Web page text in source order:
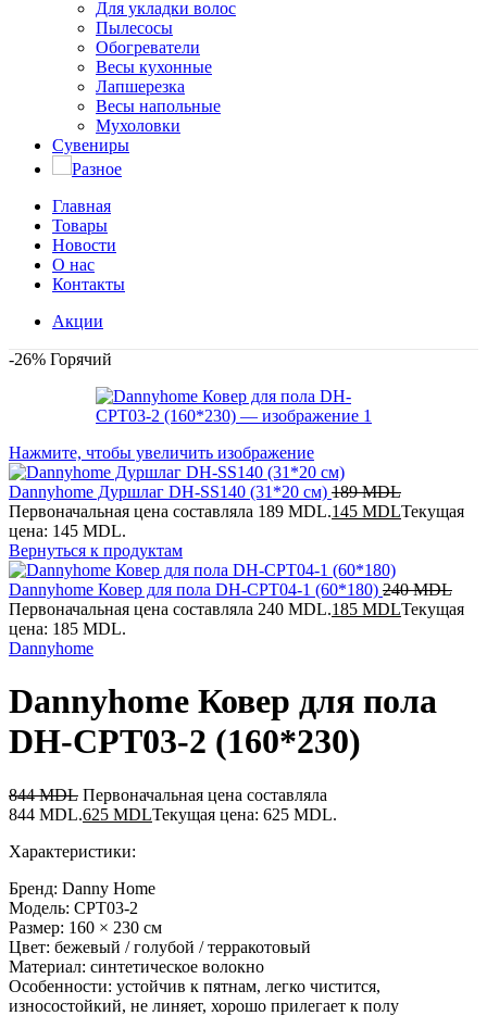
Для укладки волос
Пылесосы
Обогреватели
Весы кухонные
Лапшерезка
Весы напольные
Мухоловки
Сувениры
Разное
Главная
Товары
Новости
О нас
Контакты
Акции
-26% Горячий
Нажмите, чтобы увеличить изображение
Dannyhome Дуршлаг DH-SS140 (31*20 см) 189MDL
Первоначальная цена составляла 189 MDL.145 MDLТекущая
цена: 145 MDL.
Вернуться к продуктам
Dannyhome Ковер для пола DH-CPT04-1 (60*180) 240MDL
Первоначальная цена составляла 240 MDL.185 MDLТекущая
цена: 185 MDL.
Dannyhome
Dannyhome Ковер для пола
DH-CPT03-2 (160*230)
844MDL Первоначальная цена составляла
844 MDL.625 MDLТекущая цена: 625 MDL.
Характеристики:
Бренд: Danny Home
Модель: CPT03-2
Размер: 160 × 230 см
Цвет: бежевый / голубой / терракотовый
Материал: синтетическое волокно
Особенности: устойчив к пятнам, легко чистится,
износостойкий, не линяет, хорошо прилегает к полу